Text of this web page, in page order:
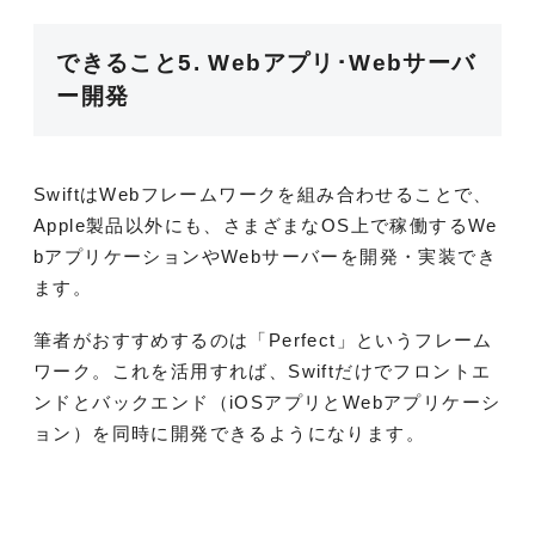
できること5. Webアプリ･Webサーバ
ー開発
SwiftはWebフレームワークを組み合わせることで、
Apple製品以外にも、さまざまなOS上で稼働するWe
bアプリケーションやWebサーバーを開発・実装でき
ます。
筆者がおすすめするのは「Perfect」というフレーム
ワーク。これを活用すれば、Swiftだけでフロントエ
ンドとバックエンド（iOSアプリとWebアプリケーシ
ョン）を同時に開発できるようになります。